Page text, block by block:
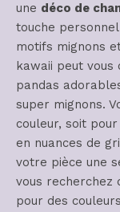
une déco de
touche
motifs mignons
kawaii peut vous
pandas
super mignons.
couleur, soit
en nuances de
votre pièce une
vous recherchez
pour des